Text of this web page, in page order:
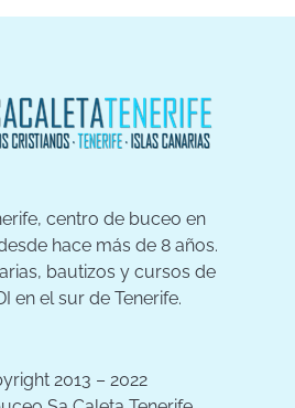
centro de buceo en
hace más de 8 años.
bautizos y cursos de
en el sur de Tenerife.
2013 – 2022